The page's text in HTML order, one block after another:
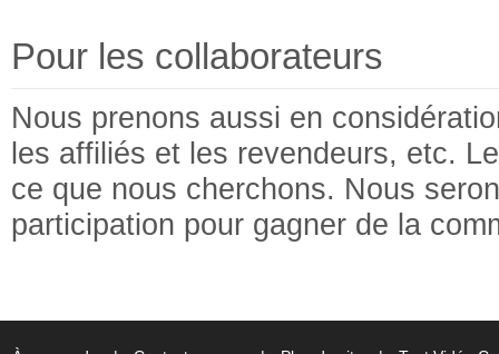
Pour les collaborateurs
Nous prenons aussi en
les affiliés et les revendeurs, etc.
ce que nous cherchons. Nous
participation pour gagner de la